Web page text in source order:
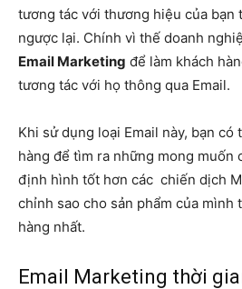
tương tác với thương hiệu của bạn
ngược lại. Chính vì thế doanh
Email Marketing để làm khách
tương tác với họ thông qua Email.
Khi sử dụng loại Email này, bạn có
hàng để tìm ra những mong muốn
định hình tốt hơn các chiến dịch
chỉnh sao cho sản phẩm của mình
hàng nhất.
Email Marketing thời